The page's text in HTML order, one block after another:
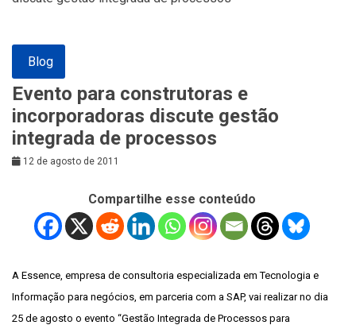
Blog
Evento para construtoras e
incorporadoras discute gestão
integrada de processos
12 de agosto de 2011
Compartilhe esse conteúdo
A Essence, empresa de consultoria especializada em Tecnologia e
Informação para negócios, em parceria com a SAP, vai realizar no dia
25 de agosto o evento “Gestão Integrada de Processos para